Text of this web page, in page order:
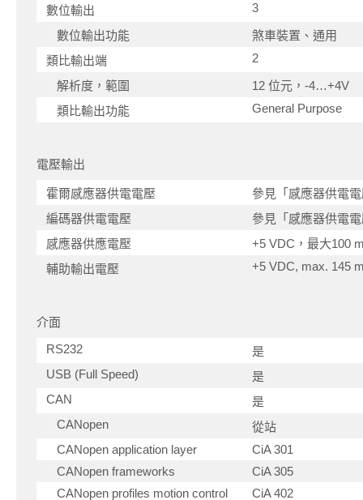
數位輸出
3
數位輸出功能
煞車裝置、通用
類比輸出端
2
解析度，範圍
12 位元，-4…+4V
類比輸出功能
General Purpose
電壓輸出
霍爾感應器供電電壓
參見「感應器供電
編碼器供電電壓
參見「感應器供電
感應器供應電壓
+5 VDC，最大100
輔助輸出電壓
+5 VDC, max. 145
介面
RS232
是
USB (Full Speed)
是
CAN
是
CANopen
從站
CANopen application layer
CiA 301
CANopen frameworks
CiA 305
CANopen profiles motion control
CiA 402